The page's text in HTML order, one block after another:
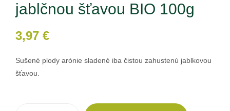
jablčnou šťavou BIO 100g
3,97 €
Sušené plody arónie sladené iba čistou zahustenú jablkovou
šťavou.